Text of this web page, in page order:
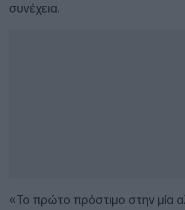
συνέχεια.
«Το πρώτο πρόστιμο στην μία